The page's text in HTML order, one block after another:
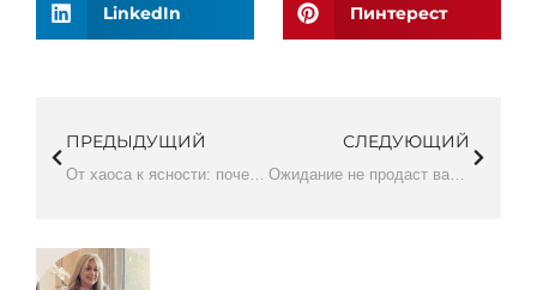
LinkedIn Пинтерест
ПРЕДЫДУЩИЙ СЛЕДУЮЩИЙ
Ожидание не продаст ваш дом